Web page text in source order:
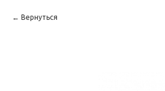
Вернуться